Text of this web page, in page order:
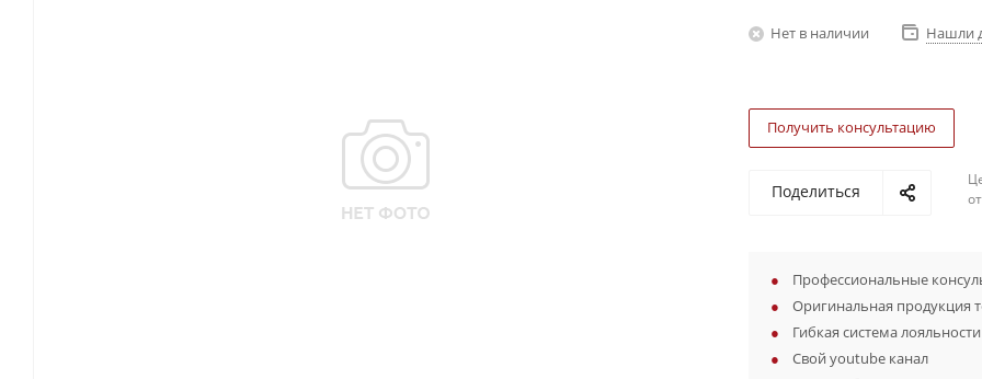
Нет в наличии Нашли
Получить консультацию
Поделиться
Профессиональные
Оригинальная продукция
Гибкая система лояльности
Свой youtube канал